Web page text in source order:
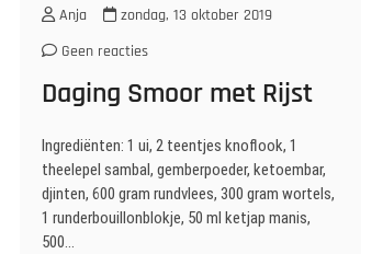
Anja
zondag, 13 oktober 2019
Geen reacties
Daging Smoor met Rijst
Ingrediënten: 1 ui, 2 teentjes knoflook, 1
theelepel sambal, gemberpoeder, ketoembar,
djinten, 600 gram rundvlees, 300 gram wortels,
1 runderbouillonblokje, 50 ml ketjap manis,
500…